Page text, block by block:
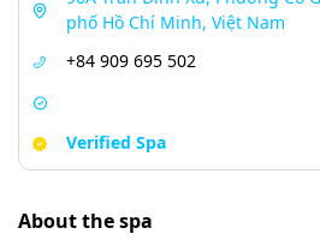
phố Hồ Chí Minh, Việt Nam
+84 909 695 502
Verified Spa
About the spa